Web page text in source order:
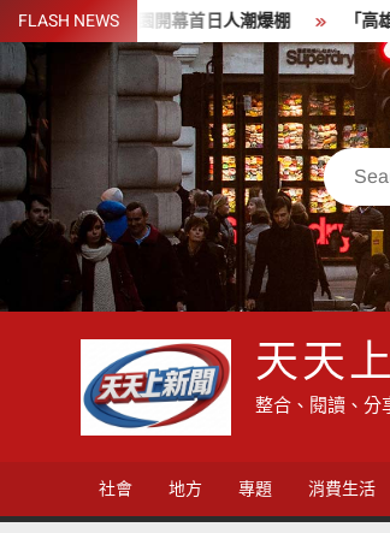
Skip
to
content
FLASH NEWS
遊樂園開幕首日人潮爆棚 「高雄親子樂園
Search
天天
整合、閱讀、分
社會 地方 專題 消費生活